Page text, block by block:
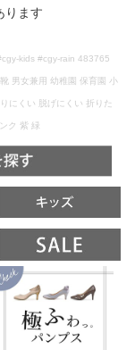
ます
kids #cgy-rain 483765
男女兼用 幼稚園 保育園 小
にくい 脱げにくい 折りた
ク 紫 緑